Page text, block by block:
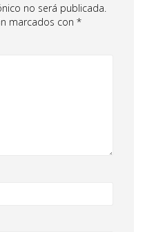
no será publicada.
marcados con *